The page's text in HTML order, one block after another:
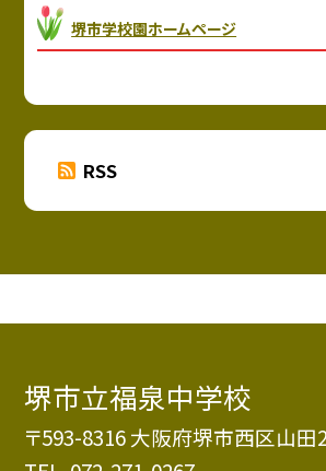
堺市学校園ホームページ
RSS
堺市立福泉中学校
〒593-8316 大阪府堺市西区山田